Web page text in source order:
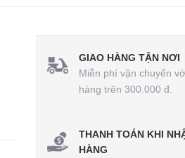
GIAO HÀNG TẬN NƠI
Miễn phí vận chuyển
hàng trên 300.000 đ.
THANH TOÁN KHI
HÀNG